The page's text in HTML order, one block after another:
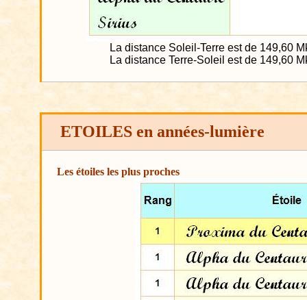
La distance Soleil-Terre est de 149,60
La distance Terre-Soleil est de 149,60
ETOILES en années-lumière
Les étoiles les plus proches